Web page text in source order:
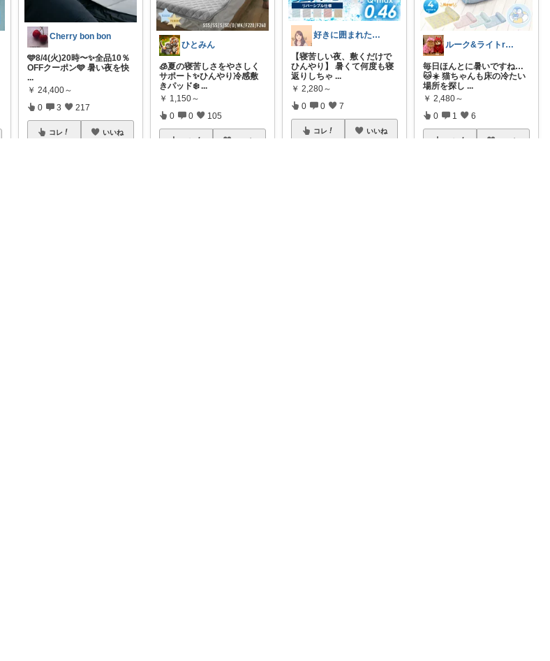
Cherry bon bon
🩵8/4(火)20時〜✨全品10％
OFFクーポン🩵 暑い夜を快
...
￥ 24,400～
0 3 217
コレ いいね
ひとみん
🧊夏の寝苦しさをやさしく
サポート✨ひんやり冷感敷
きパッド❄️...
￥ 1,150～
0 0 105
コレ いいね
好きに囲まれた一人暮らしインテリア⸝⸝꙳
【寝苦しい夜、敷くだけで
ひんやり】 暑くて何度も寝
返りしちゃ ...
￥ 2,280～
0 0 7
コレ いいね
ルーク&ライトroom
毎日ほんとに暑いですね…
🐱☀️ 猫ちゃんも床の冷たい
場所を探し ...
￥ 2,480～
0 1 6
コレ いいね